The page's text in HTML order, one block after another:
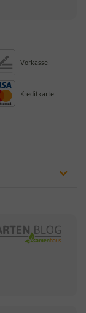
Vorkasse
Kreditkarte